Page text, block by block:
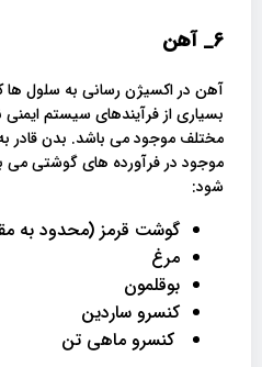
6_ آهن
آهن در اکسیژن رسانی به سلول
بسیاری از فرآیندهای سیستم
مختلف موجود می باشد. بدن قادر
موجود در فرآورده های گوشتی می
شود:
گوشت قرمز (محدود به
مرغ
بوقلمون
کنسرو ساردین
کنسرو ماهی تن